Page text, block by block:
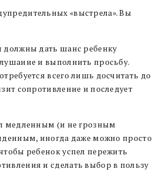
«выстрела». Вы
должны дать шанс ребенку
и выполнить просьбу.
всего лишь досчитать до
сопротивление и последует
медленным (и не грозным
иногда даже можно просто
ребенок успел пережить
и сделать выбор в пользу